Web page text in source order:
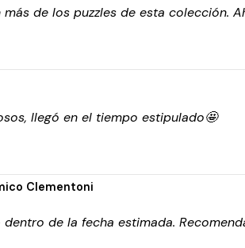
de los puzzles de esta colección.
llegó en el tiempo estipulado🤩
Clementoni
de la fecha estimada.